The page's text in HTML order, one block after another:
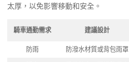
太厚，以免影響移動和安全。
騎車通勤需求 建議設計
防雨 防潑水材質或背包雨罩